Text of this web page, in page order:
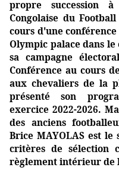
propre succession
Congolaise du
cours d'une
Olympic palace dans
sa campagne
Conférence au cours
aux chevaliers de la
présenté son
exercice 2022-2026.
des anciens
Brice MAYOLAS est
critères de sélection
règlement intérieur de